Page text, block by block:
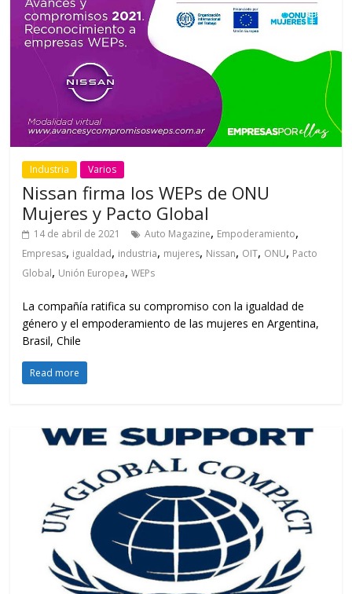
Industria Varios
Nissan firma los WEPs de ONU
Mujeres y Pacto Global
14 de abril de 2021 Auto Magazine, Empoderamiento,
Empresas, igualdad, industria, mujeres, Nissan, OIT, ONU, Pacto
Global, Unión Europea,WEPs
La compañía ratifica su compromiso con la igualdad de
género y el empoderamiento de las mujeres en Argentina,
Brasil, Chile
Read more